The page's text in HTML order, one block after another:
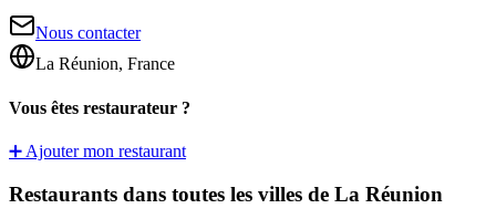
Nous contacter
La Réunion, France
Vous êtes restaurateur ?
➕ Ajouter mon restaurant
Restaurants dans toutes les villes de La Réunion